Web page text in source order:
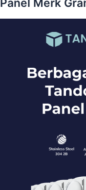
Panel Merk